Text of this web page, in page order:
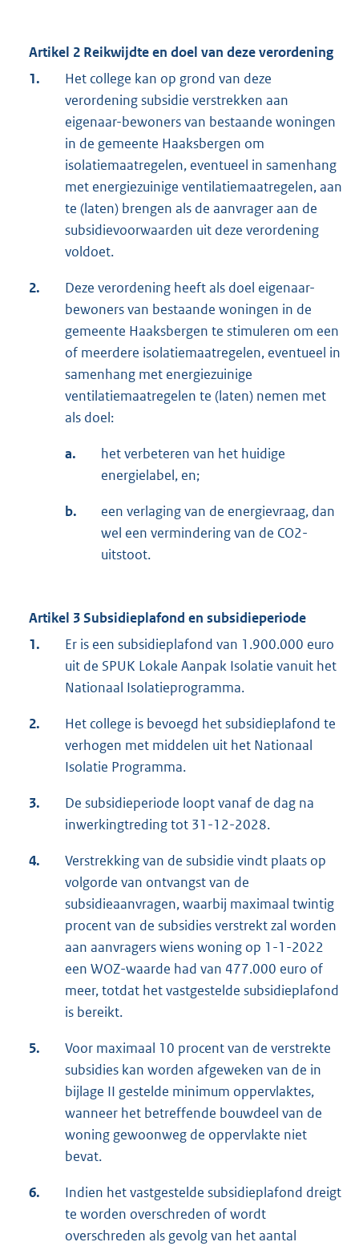
r
n
e
l
i
k
:
Artikel 2 Reikwijdte en doel van deze verordening
1.
Het college kan op grond van deze
verordening subsidie verstrekken aan
eigenaar-bewoners van bestaande woningen
in de gemeente Haaksbergen om
isolatiemaatregelen, eventueel in samenhang
met energiezuinige ventilatiemaatregelen, aan
te (laten) brengen als de aanvrager aan de
subsidievoorwaarden uit deze verordening
voldoet.
2.
Deze verordening heeft als doel eigenaar-
bewoners van bestaande woningen in de
gemeente Haaksbergen te stimuleren om een
of meerdere isolatiemaatregelen, eventueel in
samenhang met energiezuinige
ventilatiemaatregelen te (laten) nemen met
als doel:
a.
het verbeteren van het huidige
energielabel, en;
b.
een verlaging van de energievraag, dan
wel een vermindering van de CO2-
uitstoot.
Artikel 3 Subsidieplafond en subsidieperiode
1.
Er is een subsidieplafond van 1.900.000 euro
uit de SPUK Lokale Aanpak Isolatie vanuit het
Nationaal Isolatieprogramma.
2.
Het college is bevoegd het subsidieplafond te
verhogen met middelen uit het Nationaal
Isolatie Programma.
3.
De subsidieperiode loopt vanaf de dag na
inwerkingtreding tot 31-12-2028.
4.
Verstrekking van de subsidie vindt plaats op
volgorde van ontvangst van de
subsidieaanvragen, waarbij maximaal twintig
procent van de subsidies verstrekt zal worden
aan aanvragers wiens woning op 1-1-2022
een WOZ-waarde had van 477.000 euro of
meer, totdat het vastgestelde subsidieplafond
is bereikt.
5.
Voor maximaal 10 procent van de verstrekte
subsidies kan worden afgeweken van de in
bijlage II gestelde minimum oppervlaktes,
wanneer het betreffende bouwdeel van de
woning gewoonweg de oppervlakte niet
bevat.
6.
Indien het vastgestelde subsidieplafond dreigt
te worden overschreden of wordt
overschreden als gevolg van het aantal